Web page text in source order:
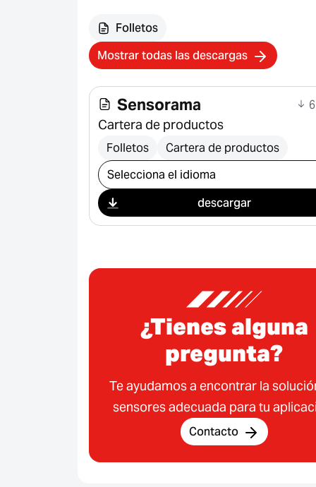
Folletos
Mostrar todas las descargas
Sensorama
Cartera de productos
Folletos Cartera de productos
Seleccionar descarga
descargar
¿Tienes alguna
pregunta?
Te ayudamos a encontrar la
sensores adecuada para tu
Contacto